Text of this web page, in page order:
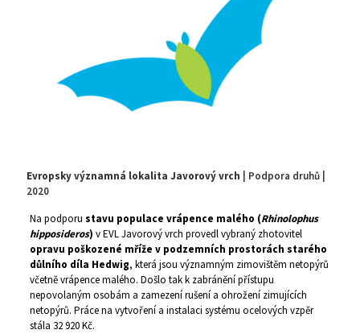
Evropsky významná lokalita Javorový vrch | Podpora druhů |
2020
Na podporu stavu populace vrápence malého (Rhinolophus
hipposideros) v EVL Javorový vrch provedl vybraný zhotovitel
opravu poškozené mříže v podzemních prostorách starého
důlního díla Hedwig, která jsou významným zimovištěm netopýrů
včetně vrápence malého. Došlo tak k zabránění přístupu
nepovolaným osobám a zamezení rušení a ohrožení zimujících
netopýrů. Práce na vytvoření a instalaci systému ocelových vzpěr
stála 32 920 Kč.